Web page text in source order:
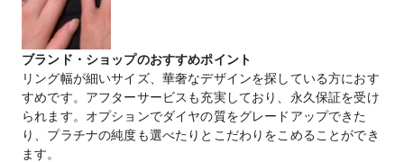
この店舗の良かったところ
とても広いソファ席でゆったりと試着ができました。
入り口の床にバラが敷き詰められていたりところどころお花や
テディベアが飾ってあり素敵でした
飲み物やおしぼりも出してくださいました
子供にお絵かき帳や本まで貸してくださいました
子供がトイレに行ったときも靴を持ってきてくれたり心遣いが
嬉しかったです
ブランド・ショップのおすすめポイント
リング幅が細いサイズ、華奢なデザインを探している方におす
すめです。アフターサービスも充実しており、永久保証を受け
られます。オプションでダイヤの質をグレードアップできた
り、プラチナの純度も選べたりとこだわりをこめることができ
ます。